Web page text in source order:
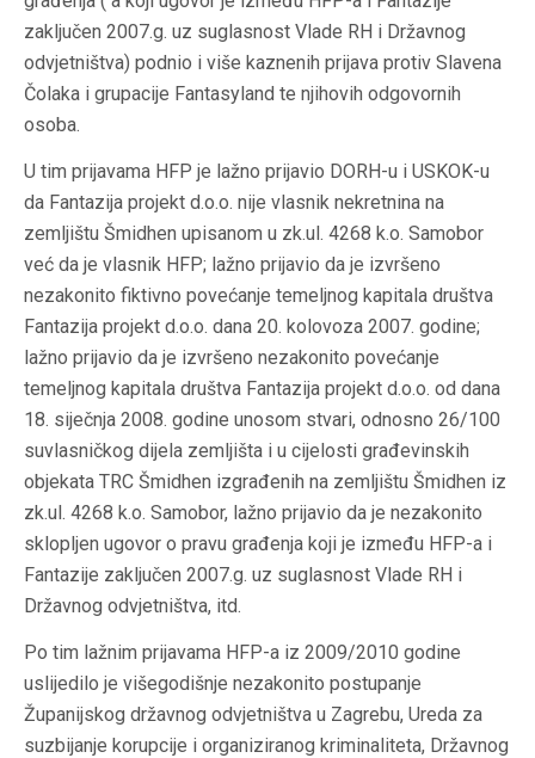
zaključen 2007.g. uz suglasnost Vlade RH i Državnog
odvjetništva) podnio i više kaznenih prijava protiv Slavena
Čolaka i grupacije Fantasyland te njihovih odgovornih
osoba.
U tim prijavama HFP je lažno prijavio DORH-u i USKOK-u
da Fantazija projekt d.o.o. nije vlasnik nekretnina na
zemljištu Šmidhen upisanom u zk.ul. 4268 k.o. Samobor
već da je vlasnik HFP; lažno prijavio da je izvršeno
nezakonito fiktivno povećanje temeljnog kapitala društva
Fantazija projekt d.o.o. dana 20. kolovoza 2007. godine;
lažno prijavio da je izvršeno nezakonito povećanje
temeljnog kapitala društva Fantazija projekt d.o.o. od dana
18. siječnja 2008. godine unosom stvari, odnosno 26/100
suvlasničkog dijela zemljišta i u cijelosti građevinskih
objekata TRC Šmidhen izgrađenih na zemljištu Šmidhen iz
zk.ul. 4268 k.o. Samobor, lažno prijavio da je nezakonito
sklopljen ugovor o pravu građenja koji je između HFP-a i
Fantazije zaključen 2007.g. uz suglasnost Vlade RH i
Državnog odvjetništva, itd.
Po tim lažnim prijavama HFP-a iz 2009/2010 godine
uslijedilo je višegodišnje nezakonito postupanje
Županijskog državnog odvjetništva u Zagrebu, Ureda za
suzbijanje korupcije i organiziranog kriminaliteta, Državnog